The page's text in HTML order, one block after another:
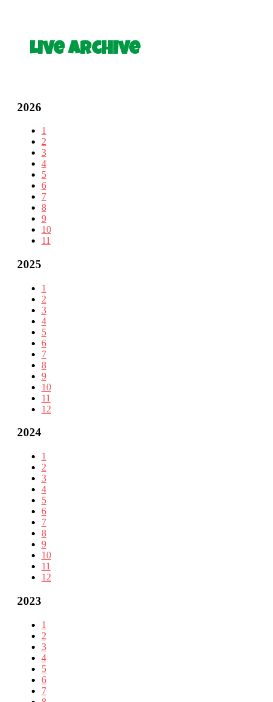
Live Archive
2026
1
2
3
4
5
6
7
8
9
10
11
2025
1
2
3
4
5
6
7
8
9
10
11
12
2024
1
2
3
4
5
6
7
8
9
10
11
12
2023
1
2
3
4
5
6
7